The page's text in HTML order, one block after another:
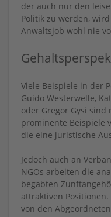
der auch nur den
Politik zu werden,
Anwaltsjob wohl nie
Viele Beispiele in der
Guido Westerwelle,
oder Gregor Gysi sind
prominente Beispiele
die eine juristische
Jedoch auch an
NGOs arbeiten die
begabten
attraktiven
von den